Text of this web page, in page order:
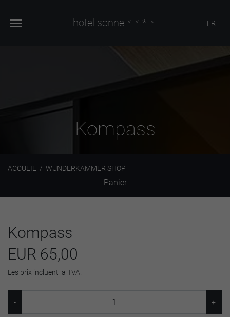
hotel sonne **** FR
Kompass
ACCUEIL WUNDERKAMMER SHOP
Panier
Kompass
EUR 65,00
Les prix incluent la TVA.